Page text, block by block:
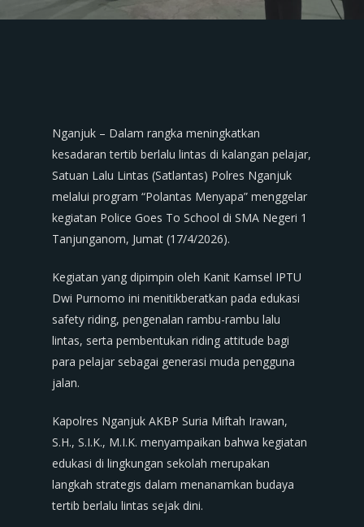
Nganjuk – Dalam rangka meningkatkan
kesadaran tertib berlalu lintas di kalangan pelajar,
Satuan Lalu Lintas (Satlantas) Polres Nganjuk
melalui program “Polantas Menyapa” menggelar
kegiatan Police Goes To School di SMA Negeri 1
Tanjunganom, Jumat (17/4/2026).
Kegiatan yang dipimpin oleh Kanit Kamsel IPTU
Dwi Purnomo ini menitikberatkan pada edukasi
safety riding, pengenalan rambu-rambu lalu
lintas, serta pembentukan riding attitude bagi
para pelajar sebagai generasi muda pengguna
jalan.
Kapolres Nganjuk AKBP Suria Miftah Irawan,
S.H., S.I.K., M.I.K. menyampaikan bahwa kegiatan
edukasi di lingkungan sekolah merupakan
langkah strategis dalam menanamkan budaya
tertib berlalu lintas sejak dini.